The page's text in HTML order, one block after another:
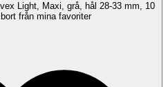
Light, Maxi, grå, hål 28-33 mm, 10
från mina favoriter